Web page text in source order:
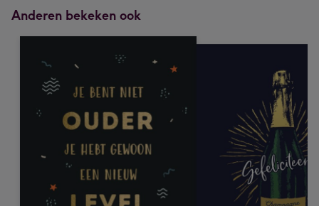
Anderen bekeken ook